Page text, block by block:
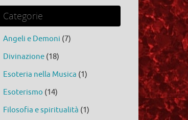
Categorie
Angeli e Demoni (7)
Divinazione (18)
Esoteria nella Musica (1)
Esoterismo (14)
Filosofia e spiritualità (1)